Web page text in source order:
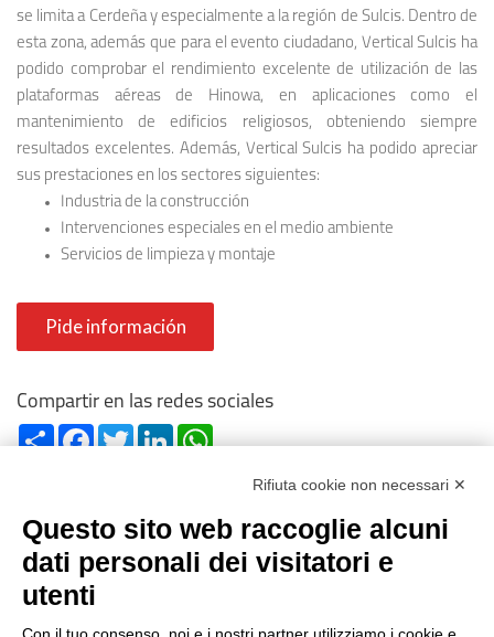
se limita a Cerdeña y especialmente a la región de Sulcis. Dentro de
esta zona, además que para el evento ciudadano, Vertical Sulcis ha
podido comprobar el rendimiento excelente de utilización de las
plataformas aéreas de Hinowa, en aplicaciones como el
mantenimiento de edificios religiosos, obteniendo siempre
resultados excelentes. Además, Vertical Sulcis ha podido apreciar
sus prestaciones en los sectores siguientes:
Industria de la construcción
Intervenciones especiales en el medio ambiente
Servicios de limpieza y montaje
Pide información
Compartir en las redes sociales
Share FacebookTwitterLinkedIn
Reg. Impr. C.C.I.A.A. 01996640239 -
R.E.A. 210602 - Cod. Fisc.
Rifiuta cookie non necessari ✕
Questo sito web raccoglie alcuni
dati personali dei visitatori e
utenti